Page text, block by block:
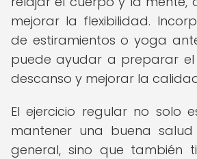
mejorar la flexibilidad.
de estiramientos o yoga
puede ayudar a preparar
descanso y mejorar la
El ejercicio regular no solo
mantener una buena
general, sino que también